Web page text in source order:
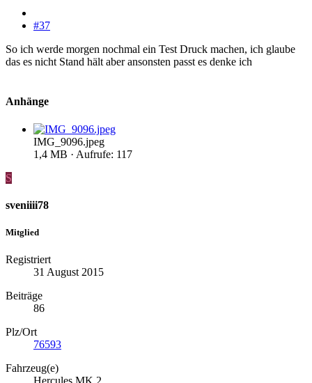
#37
So ich werde morgen nochmal ein Test Druck machen, ich glaube
das es nicht Stand hält aber ansonsten passt es denke ich
Anhänge
IMG_9096.jpeg
1,4 MB · Aufrufe: 117
S
sveniiii78
Mitglied
Registriert
31 August 2015
Beiträge
86
Plz/Ort
76593
Fahrzeug(e)